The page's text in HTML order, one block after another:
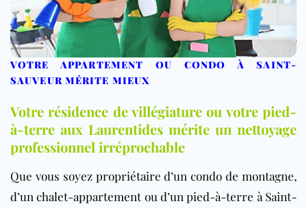
VOTRE APPARTEMENT OU CONDO À SAINT-
SAUVEUR MÉRITE MIEUX
Votre résidence de villégiature ou votre pied-
à-terre aux Laurentides mérite un nettoyage
professionnel irréprochable
Que vous soyez propriétaire d’un condo de montagne,
d’un chalet-appartement ou d’un pied-à-terre à Saint-